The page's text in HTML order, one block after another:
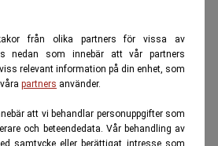
från olika partners för vissa av
nedan som innebär att vår partners
relevant information på din enhet, som
partners använder.
att vi behandlar personuppgifter som
och beteendedata. Vår behandling av
samtycke eller berättigat intresse som